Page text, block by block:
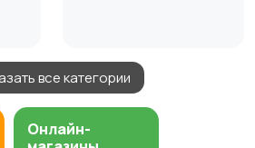
Кровати и матрасы
все категории
Онлайн-